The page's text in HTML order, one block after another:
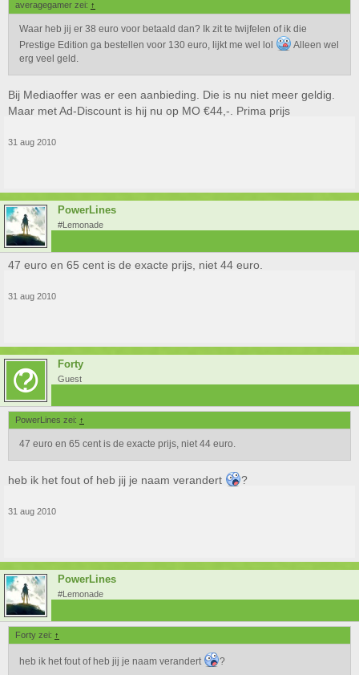
averagegamer zei: ↑
Waar heb jij er 38 euro voor betaald dan? Ik zit te twijfelen of ik die
Prestige Edition ga bestellen voor 130 euro, lijkt me wel lol
Alleen wel
erg veel geld.
Bij Mediaoffer was er een aanbieding. Die is nu niet meer geldig.
Maar met Ad-Discount is hij nu op MO €44,-. Prima prijs
31 aug 2010
PowerLines
#Lemonade
47 euro en 65 cent is de exacte prijs, niet 44 euro.
31 aug 2010
Forty
Guest
PowerLines zei: ↑
47 euro en 65 cent is de exacte prijs, niet 44 euro.
heb ik het fout of heb jij je naam verandert ?
31 aug 2010
PowerLines
#Lemonade
Forty zei: ↑
heb ik het fout of heb jij je naam verandert ?